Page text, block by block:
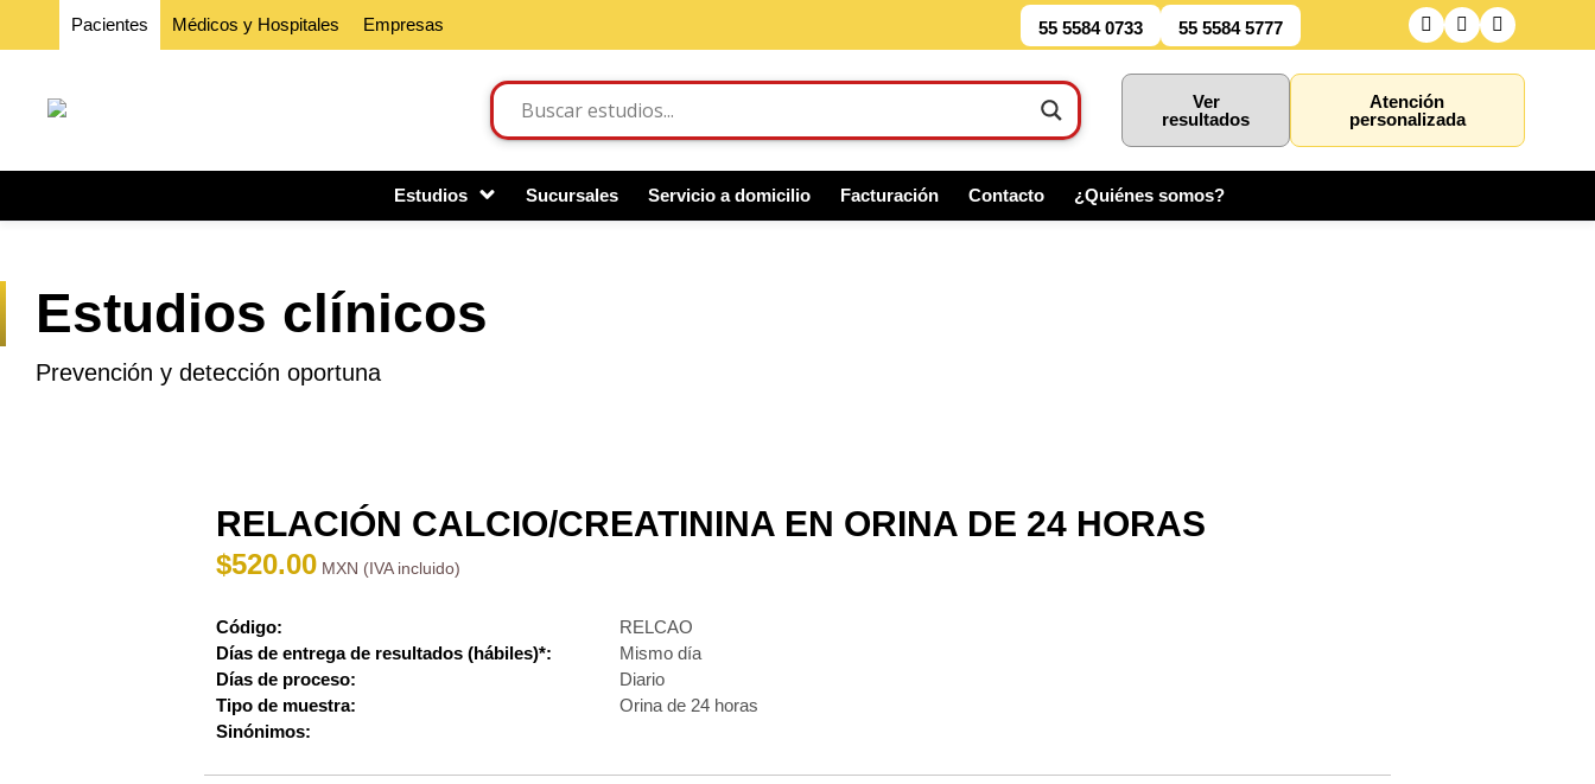
Pacientes Médicos y Hospitales Empresas 55 5584 0733 55 5584 5777
Ver
resultados
Atención
personalizada
Estudios Sucursales Servicio a domicilio Facturación Contacto ¿Quiénes somos?
Estudios clínicos
Prevención y detección oportuna
RELACIÓN CALCIO/CREATININA EN ORINA DE 24 HORAS
$520.00
Código:
RELCAO
Días de entrega de resultados (hábiles)*:
Mismo día
Días de proceso:
Diario
Tipo de muestra:
Orina de 24 horas
Sinónimos: